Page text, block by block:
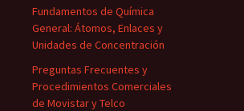
Fundamentos de Química
General: Átomos, Enlaces y
Unidades de Concentración
Preguntas Frecuentes y
Procedimientos Comerciales
de Movistar y Telco